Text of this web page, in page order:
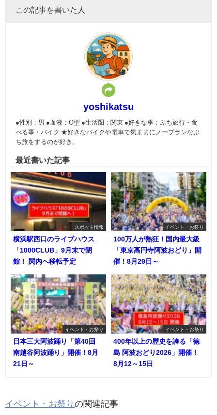
この記事を書いた人
yoshikatsu
●性別：男 ●血液：O型 ●生活圏：関東 ●好きな事：ぷち旅行・食
べる事・バイク ★好きなバイクや電車で気ままにノープランなぷ
ち旅をするのが好き。
最近書いた記事
スポット情報
横浜駅西口のライブハウス
「1000CLUB」9月末で閉
館！ 関内へ移転予定
イベント・お祭り
100万人が熱狂！国内最大級
「東京高円寺阿波おどり」開
催！8月29日～
イベント・お祭り
日本三大阿波踊り「第40回
南越谷阿波踊り」開催！8月
21日～
イベント・お祭り
400年以上の歴史を誇る「徳
島 阿波おどり2026」開催！
8月12～15日
イベント・お祭り の関連記事